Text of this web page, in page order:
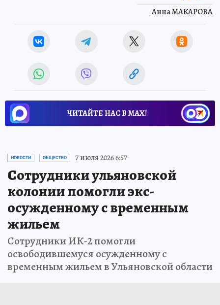
Анна МАКАРОВА
ЧИТАЙТЕ НАС В МАХ!
НОВОСТИ ОБЩЕСТВО 7 июля 2026 6:57
Сотрудники ульяновской
колонии помогли экс-
осужденному с временным
жильем
Сотрудники ИК-2 помогли
освободившемуся осужденному с
временным жильем в Ульяновской области